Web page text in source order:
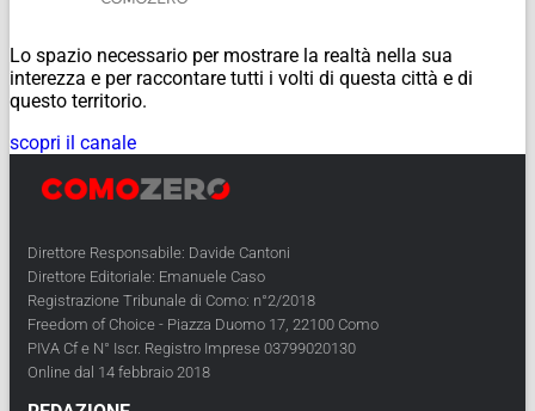
Lo spazio necessario per mostrare la realtà nella sua
interezza e per raccontare tutti i volti di questa città e di
questo territorio.
scopri il canale
Direttore Responsabile: Davide Cantoni
Direttore Editoriale: Emanuele Caso
Registrazione Tribunale di Como: n°2/2018
Freedom of Choice - Piazza Duomo 17, 22100 Como
PIVA Cf e N° Iscr. Registro Imprese 03799020130
Online dal 14 febbraio 2018